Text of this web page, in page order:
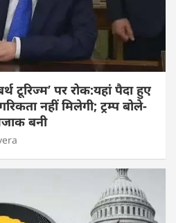
टूरिज्म’ पर रोक:यहां पैदा हुए
नहीं मिलेगी; ट्रम्प बोले-
बनी